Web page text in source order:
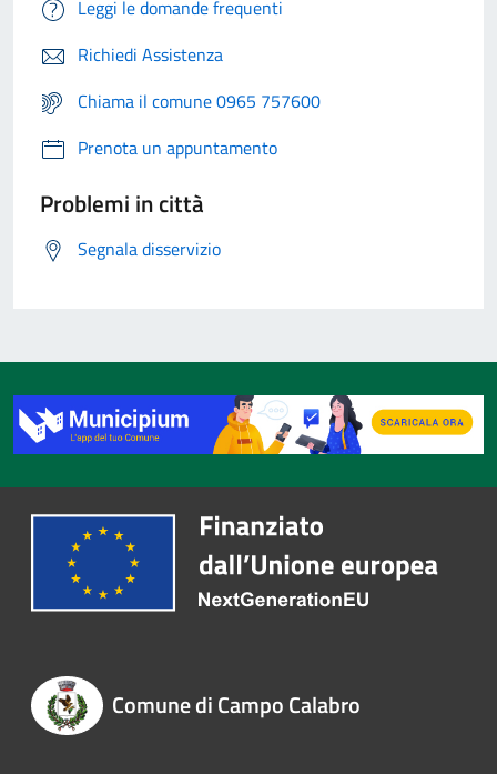
Leggi le domande frequenti
Richiedi Assistenza
Chiama il comune 0965 757600
Prenota un appuntamento
Problemi in città
Segnala disservizio
Comune di Campo Calabro